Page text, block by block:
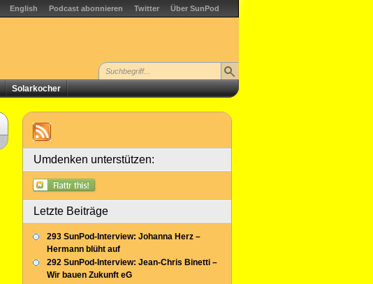
English Podcast abonnieren Twitter Über SunPod
Solarkocher
Umdenken unterstützen:
Letzte Beiträge
293 SunPod-Interview: Johanna Herz –
Hermann blüht auf
292 SunPod-Interview: Jean-Chris Binetti –
Wir bauen Zukunft eG